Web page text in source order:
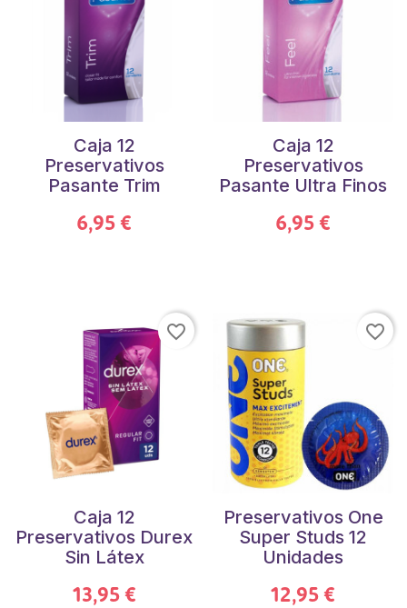
Caja 12
Preservativos
Pasante Trim
6,95 €
Caja 12
Preservativos
Pasante Ultra Finos
6,95 €
Caja 12
Preservativos Durex
Sin Látex
13,95 €
favorite_border
Preservativos One
Super Studs 12
Unidades
12,95 €
favorite_border